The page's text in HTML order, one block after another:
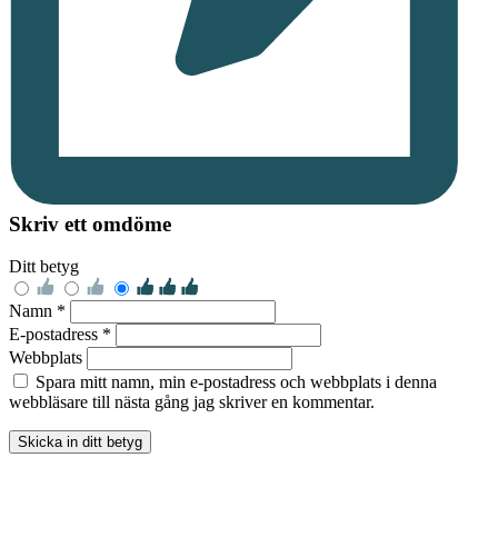
Skriv ett omdöme
Ditt betyg
Namn *
E-postadress *
Webbplats
Spara mitt namn, min e-postadress och webbplats i denna
webbläsare till nästa gång jag skriver en kommentar.